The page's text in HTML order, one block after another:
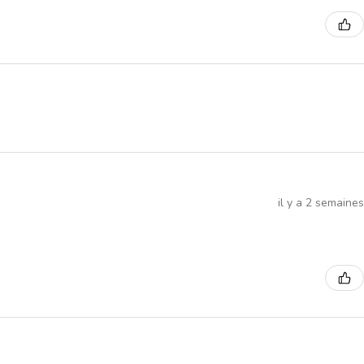
il y a 2 semaines